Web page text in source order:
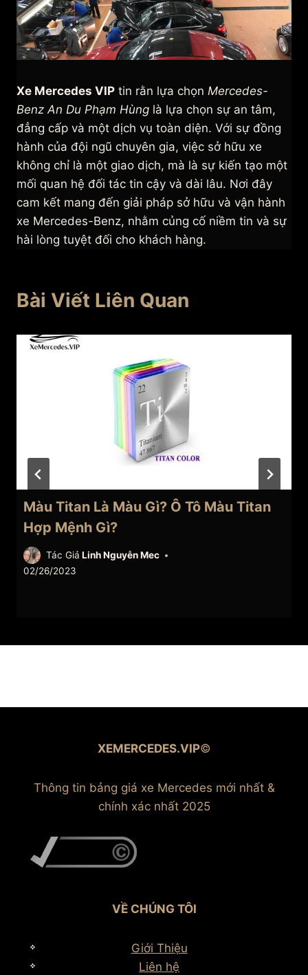
Xe Mercedes VIP tin rằn lựa chọn Mercedes-
Benz An Du Phạm Hùng là lựa chọn sự an tâm,
đẳng cấp và một dịch vụ toàn diện. Với sự đồng
hành của đội ngũ chuyên gia, việc sở hữu xe
không chỉ là một giao dịch, mà là sự kiến tạo một
mối quan hệ đối tác tin cậy và dài lâu. Nơi đây
cam kết mang đến giải pháp sở hữu và vận hành
xe Mercedes-Benz, nhằm củng cố niềm tin và sự
hài lòng tuyệt đối cho khách hàng.
Bài Viết Liên Quan
Màu Titan Là Màu Gì? Ô Tô Màu Titan
Hợp Mệnh Gì?
Tác Giả Linh Nguyễn Mec
02/26/2023
XEMERCEDES.VIP©
Thông tin bảng giá xe Mercedes mới nhất &
chính xác nhất 2025
VỀ CHÚNG TÔI
Giới Thiệu
Liên hệ